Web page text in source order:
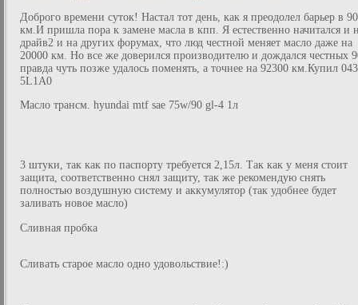
Доброго времени суток! Настал тот день, как я преодолел барьер в
км.И пришла пора к замене масла в кпп. Я естественно начитался и
драйв2 и на других форумах, что люд честной меняет масло даже на
20000 км. Но все же доверился производителю и дождался честных
правда чуть позже удалось поменять, а точнее на 92300 км.Купил
5L1A0
Масло трансм. hyundai mtf sae 75w/90 gl-4 1л
3 штуки, так как по паспорту требуется 2,15л. Так как у меня стоит
защита, соответственно снял защиту, так же рекомендую снять
полностью воздушную систему и аккумулятор (так удобнее будет
заливать новое масло)
Сливная пробка
Сливать старое масло одно удовольствие!:)